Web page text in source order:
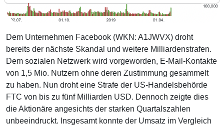
Dem Unternehmen Facebook (WKN: A1JWVX) droht
bereits der nächste Skandal und weitere Milliardenstrafen.
Dem sozialen Netzwerk wird vorgeworden, E-Mail-Kontakte
von 1,5 Mio. Nutzern ohne deren Zustimmung gesammelt
zu haben. Nun droht eine Strafe der US-Handelsbehörde
FTC von bis zu fünf Milliarden USD. Dennoch zeigte dies
die Aktionäre angesichts der starken Quartalszahlen
unbeeindruckt. Insgesamt konnte der Umsatz im Vergleich